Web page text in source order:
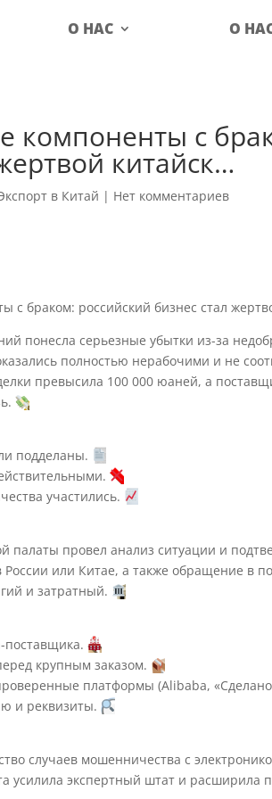
О НАС О
компоненты с
китайск…
в Китай | Нет комментариев
с браком: российский бизнес стал
понесла серьезные убытки из-за
полностью нерабочими и не
превысила 100 000 юаней, а
подделаны.
участились.
палаты провел анализ ситуации и
или Китае, а также обращение в
и затратный.
поставщика.
крупным заказом.
платформы (Alibaba,
и реквизиты.
случаев мошенничества с
усилила экспертный штат и расширила